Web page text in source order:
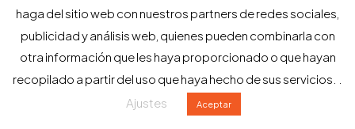
haga del sitio web con nuestros partners de redes sociales,
publicidad y análisis web, quienes pueden combinarla con
otra información que les haya proporcionado o que hayan
recopilado a partir del uso que haya hecho de sus servicios. .
Ajustes
Aceptar